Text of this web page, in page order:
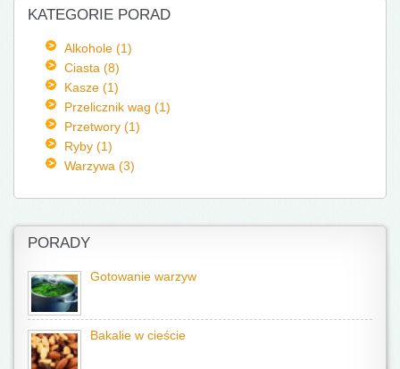
KATEGORIE PORAD
Alkohole (1)
Ciasta (8)
Kasze (1)
Przelicznik wag (1)
Przetwory (1)
Ryby (1)
Warzywa (3)
PORADY
Gotowanie warzyw
Bakalie w cieście